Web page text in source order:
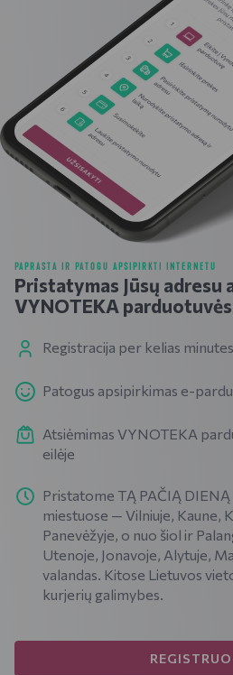
PAPRASTA IR PATOGU APSIPIRKTI INTERNETU
Pristatymas Jūsų adresu
VYNOTEKA
Registracija per kelias minutes
Patogus apsipirkimas e-
Atsiėmimas VYNOTEKA
eilėje
Pristatome TĄ PAČIĄ DIENĄ
miestuose — Vilniuje, Kaune,
Panevėžyje, o nuo šiol ir
Utenoje, Jonavoje, Alytuje,
valandas. Kitose Lietuvos
kurjerių galimybes.